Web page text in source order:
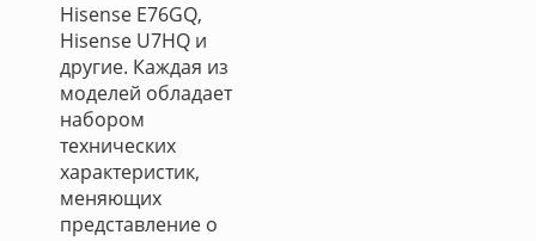
Hisense E76GQ,
Hisense U7HQ и
другие. Каждая из
моделей обладает
набором
технических
характеристик,
меняющих
представление о